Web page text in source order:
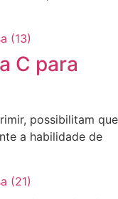
C para
possibilitam que
a habilidade de